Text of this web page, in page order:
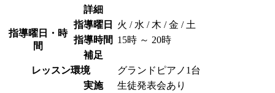
詳細
指導曜日・時
間
指導曜日
火 / 水 / 木 / 金 / 土
指導時間 15時 ～ 20時
補足
レッスン環境
グランドピアノ1台
実施 生徒発表会あり